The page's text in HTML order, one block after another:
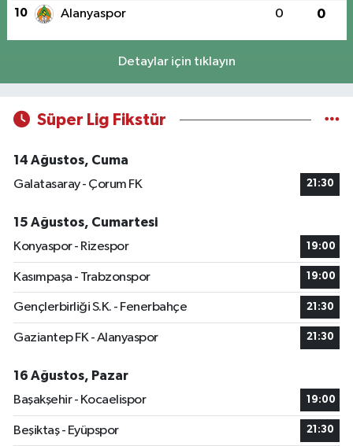
10 Alanyaspor 0 0
Detaylar için tıklayın
Süper Lig Fikstür
14 Ağustos, Cuma
Galatasaray - Çorum FK
21:30
15 Ağustos, Cumartesi
Konyaspor - Rizespor
19:00
Kasımpaşa - Trabzonspor 19:00
Gençlerbirliği S.K. - Fenerbahçe 21:30
Gaziantep FK - Alanyaspor 21:30
16 Ağustos, Pazar
Başakşehir - Kocaelispor
19:00
Beşiktaş - Eyüpspor 21:30